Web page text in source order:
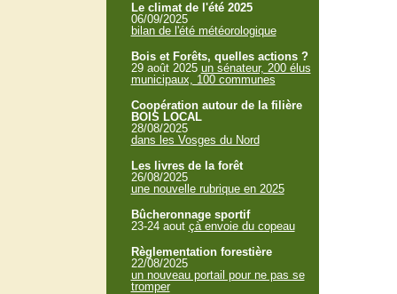
Le climat de l'été 2025
06/09/2025
bilan de l'été météorologique
Bois et Forêts, quelles actions ?
29 août 2025 un sénateur, 200 élus
municipaux, 100 communes
Coopération autour de la filière
BOIS LOCAL
28/08/2025
dans les Vosges du Nord
Les livres de la forêt
26/08/2025
une nouvelle rubrique en 2025
Bûcheronnage sportif
23-24 aout çà envoie du copeau
Règlementation forestière
22/08/2025
un nouveau portail pour ne pas se
tromper